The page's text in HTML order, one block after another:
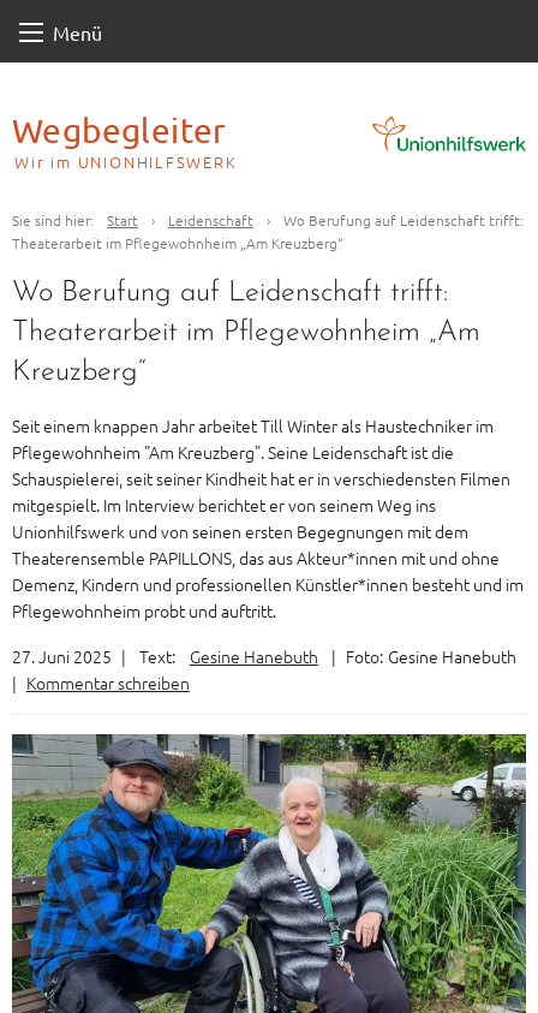
Menü
Wegbegleiter
Wir im UNIONHILFSWERK
Sie sind hier: Start › Leidenschaft ›
Wo Berufung auf Leidenschaft trifft:
Theaterarbeit im Pflegewohnheim „Am Kreuzberg“
Wo Berufung auf Leidenschaft trifft:
Theaterarbeit im Pflegewohnheim „Am
Kreuzberg“
Seit einem knappen Jahr arbeitet Till Winter als Haustechniker im
Pflegewohnheim "Am Kreuzberg". Seine Leidenschaft ist die
Schauspielerei, seit seiner Kindheit hat er in verschiedensten Filmen
mitgespielt. Im Interview berichtet er von seinem Weg ins
Unionhilfswerk und von seinen ersten Begegnungen mit dem
Theaterensemble PAPILLONS, das aus Akteur*innen mit und ohne
Demenz, Kindern und professionellen Künstler*innen besteht und im
Pflegewohnheim probt und auftritt.
27. Juni 2025 | Text: Gesine Hanebuth | Foto: Gesine Hanebuth
| Kommentar schreiben